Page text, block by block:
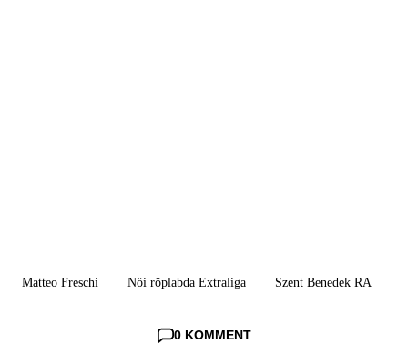
Matteo Freschi Női röplabda Extraliga Szent Benedek RA
0 KOMMENT